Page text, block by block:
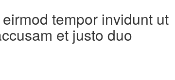
tempor invidunt ut
et justo duo